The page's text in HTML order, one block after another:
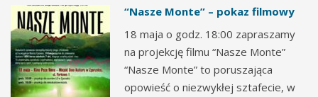
“Nasze Monte” – pokaz filmowy
18 maja o godz. 18:00 zapraszamy
na projekcję filmu “Nasze Monte”
“Nasze Monte” to poruszająca
opowieść o niezwykłej sztafecie, w